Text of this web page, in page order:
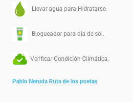
Llevar agua para Hidratarse.
Bloqueador para día de sol.
Verificar Condición Climática.
Pablo Neruda Ruta de los poetas